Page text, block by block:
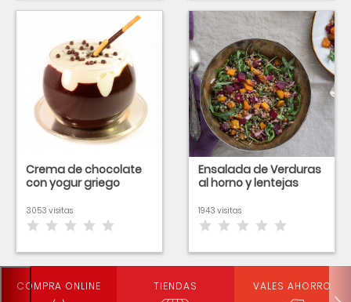
Crema de chocolate
con yogur griego
3053 visitas
Ensalada de Verduras
al horno y lentejas
1943 visitas
COMPRA ONLINE TIENDAS VALES AHORRO